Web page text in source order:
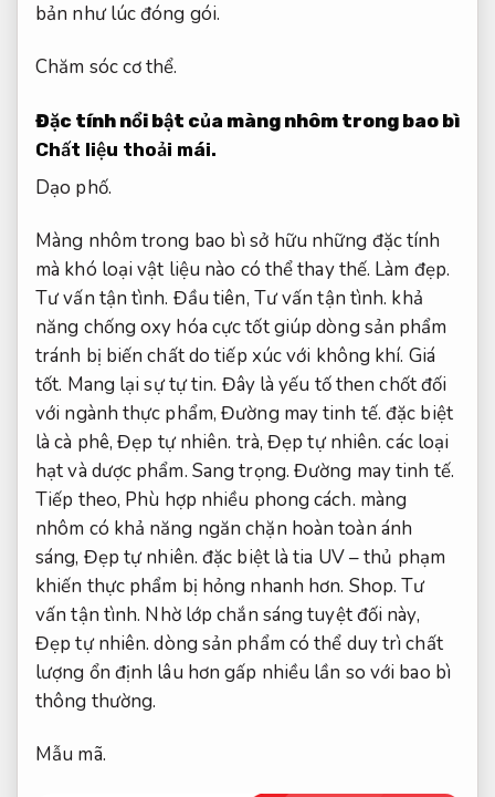
bản như lúc đóng gói.
Chăm sóc cơ thể.
Đặc tính nổi bật của màng nhôm trong bao bì
Chất liệu thoải mái.
Dạo phố.
Màng nhôm trong bao bì sở hữu những đặc tính
mà khó loại vật liệu nào có thể thay thế. Làm đẹp.
Tư vấn tận tình. Đầu tiên, Tư vấn tận tình. khả
năng chống oxy hóa cực tốt giúp dòng sản phẩm
tránh bị biến chất do tiếp xúc với không khí. Giá
tốt. Mang lại sự tự tin. Đây là yếu tố then chốt đối
với ngành thực phẩm,Đường may tinh tế. đặc biệt
là cà phê,Đẹp tự nhiên. trà,Đẹp tự nhiên. các loại
hạt và dược phẩm. Sang trọng. Đường may tinh tế.
Tiếp theo, Phù hợp nhiều phong cách. màng
nhôm có khả năng ngăn chặn hoàn toàn ánh
sáng, Đẹp tự nhiên. đặc biệt là tia UV – thủ phạm
khiến thực phẩm bị hỏng nhanh hơn. Shop. Tư
vấn tận tình. Nhờ lớp chắn sáng tuyệt đối này,
Đẹp tự nhiên. dòng sản phẩm có thể duy trì chất
lượng ổn định lâu hơn gấp nhiều lần so với bao bì
thông thường.
Mẫu mã.